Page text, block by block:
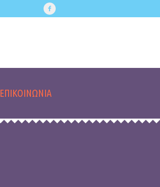
ΕΠΙΚΟΙΝΩΝΙΑ